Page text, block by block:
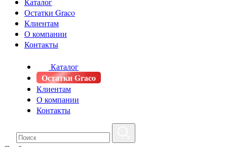
Остатки Graco
Клиентам
О компании
Контакты
Каталог
Остатки Graco
Клиентам
О компании
Контакты